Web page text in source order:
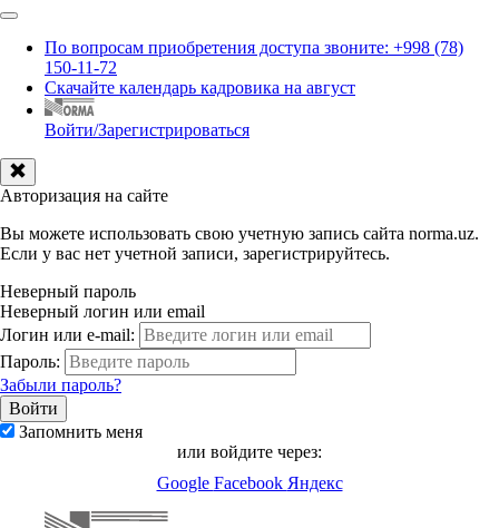
По вопросам приобретения доступа звоните: +998 (78)
150-11-72
Скачайте календарь кадровика на август
Войти/Зарегистрироваться
Авторизация на сайте
Вы можете использовать свою учетную запись сайта norma.uz.
Если у вас нет учетной записи, зарегистрируйтесь.
Неверный пароль
Неверный логин или email
Логин или e-mail:
Пароль:
Забыли пароль?
Запомнить меня
или войдите через:
Google Facebook Яндекс